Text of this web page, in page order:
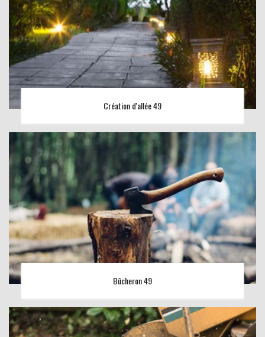
Création d'allée 49
Bûcheron 49